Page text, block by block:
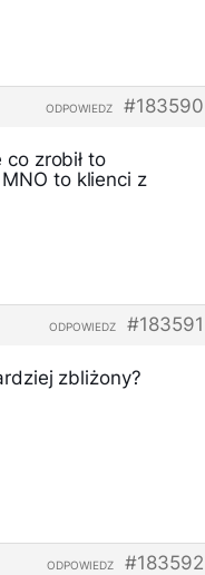
#183590
ODPOWIEDZ
zrobił to
to klienci z
#183591
ODPOWIEDZ
zbliżony?
#183592
ODPOWIEDZ